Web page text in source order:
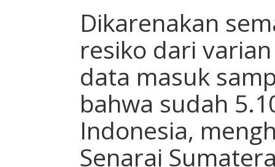
Dikarenakan
resiko dari
data masuk
bahwa sudah
Indonesia,
Senarai